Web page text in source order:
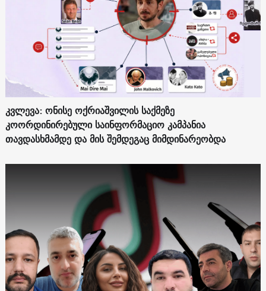
კვლევა: ონისე ოქრიაშვილის საქმეზე
კოორდინირებული საინფორმაციო კამპანია
თავდასხმამდე და მის შემდეგაც მიმდინარეობდა